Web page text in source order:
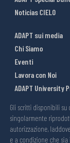
Noticias CIELO
ADAPT sui media
Chi Siamo
Eventi
Lavora con Noi
ADAPT University
Gli scritti disponibili su
singolarmente
autorizzazione,
e a condizione che